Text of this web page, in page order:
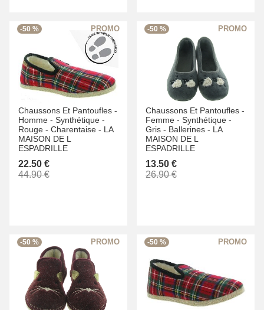
-50 %
Chaussons Et Pantoufles -
Homme - Synthétique -
Rouge - Charentaise - LA
MAISON DE L
ESPADRILLE
22.50 €
44.90 €
-50 %
Chaussons Et Pantoufles -
Femme - Synthétique -
Gris - Ballerines - LA
MAISON DE L
ESPADRILLE
13.50 €
26.90 €
-50 % -50 %